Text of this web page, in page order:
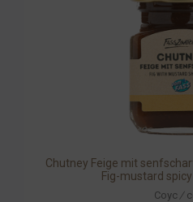
Chutney Feige mit
Fig-mustard
Соус /